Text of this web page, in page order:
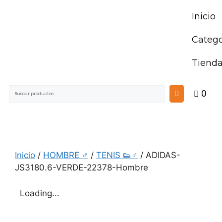
Inicio
0
Inicio / HOMBRE ♂ / TENIS 👟♂ / ADIDAS-
JS3180.6-VERDE-22378-Hombre
Loading...